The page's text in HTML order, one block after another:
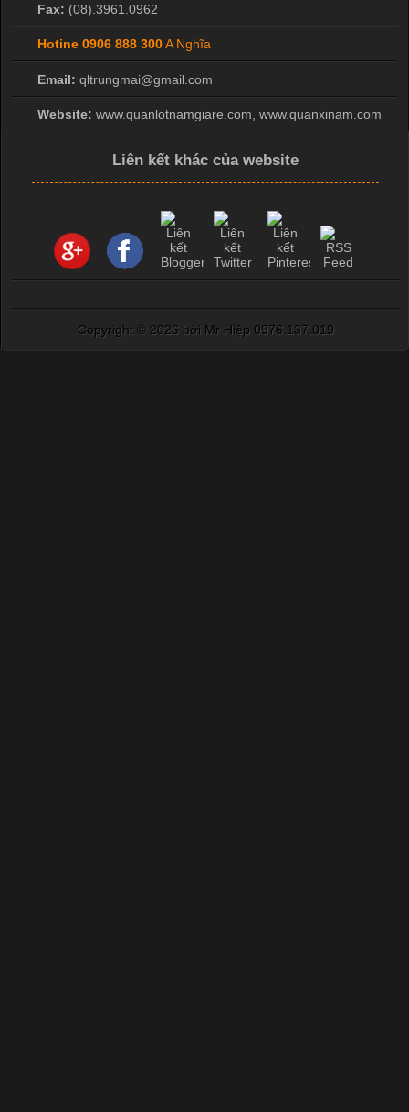
Fax: (08).3961.0962
Hotine 0906 888 300A Nghĩa
Email: qltrungmai@gmail.com
Website: www.quanlotnamgiare.com, www.quanxinam.com
Liên kết khác của website
Copyright © 2026 bởi Mr Hiệp 0976.137.019